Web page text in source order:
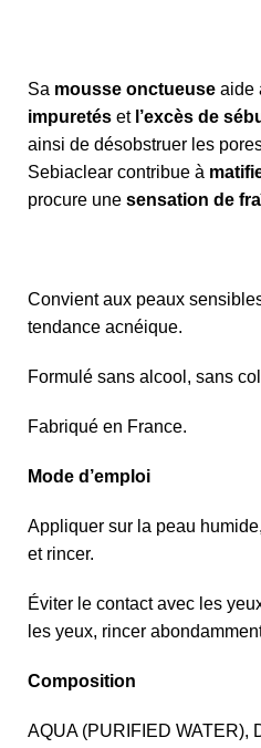
Sa mousse onctueuse aide
impuretés etl’excès de
ainsi de désobstruer les
Sebiaclear contribue à
procure une sensation de
Convient aux peaux
tendance acnéique.
Formulé sans alcool, sans
Fabriqué en France.
Mode d’emploi
Appliquer sur la peau
et rincer.
Éviter le contact avec les
les yeux, rincer
Composition
AQUA (PURIFIED WATER),